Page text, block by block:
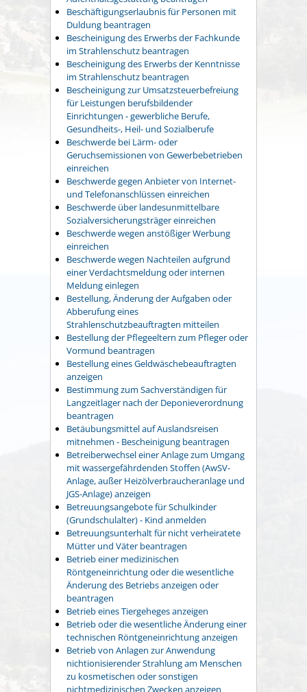
Beschäftigungserlaubnis für Personen mit
Duldung beantragen
Bescheinigung des Erwerbs der Fachkunde
im Strahlenschutz beantragen
Bescheinigung des Erwerbs der Kenntnisse
im Strahlenschutz beantragen
Bescheinigung zur Umsatzsteuerbefreiung
für Leistungen berufsbildender
Einrichtungen - gewerbliche Berufe,
Gesundheits-, Heil- und Sozialberufe
Beschwerde bei Lärm- oder
Geruchsemissionen von Gewerbebetrieben
einreichen
Beschwerde gegen Anbieter von Internet-
und Telefonanschlüssen einreichen
Beschwerde über landesunmittelbare
Sozialversicherungsträger einreichen
Beschwerde wegen anstößiger Werbung
einreichen
Beschwerde wegen Nachteilen aufgrund
einer Verdachtsmeldung oder internen
Meldung einlegen
Bestellung, Änderung der Aufgaben oder
Abberufung eines
Strahlenschutzbeauftragten mitteilen
Bestellung der Pflegeeltern zum Pfleger oder
Vormund beantragen
Bestellung eines Geldwäschebeauftragten
anzeigen
Bestimmung zum Sachverständigen für
Langzeitlager nach der Deponieverordnung
beantragen
Betäubungsmittel auf Auslandsreisen
mitnehmen - Bescheinigung beantragen
Betreiberwechsel einer Anlage zum Umgang
mit wassergefährdenden Stoffen (AwSV-
Anlage, außer Heizölverbraucheranlage und
JGS-Anlage) anzeigen
Betreuungsangebote für Schulkinder
(Grundschulalter) - Kind anmelden
Betreuungsunterhalt für nicht verheiratete
Mütter und Väter beantragen
Betrieb einer medizinischen
Röntgeneinrichtung oder die wesentliche
Änderung des Betriebs anzeigen oder
beantragen
Betrieb eines Tiergeheges anzeigen
Betrieb oder die wesentliche Änderung einer
technischen Röntgeneinrichtung anzeigen
Betrieb von Anlagen zur Anwendung
nichtionisierender Strahlung am Menschen
zu kosmetischen oder sonstigen
nichtmedizinischen Zwecken anzeigen